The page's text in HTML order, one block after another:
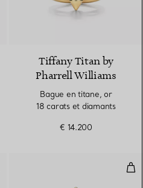
Tiffany Titan by
Pharrell Williams
Bague en titane, or
18 carats et diamants
€ 14.200
en or jaune 18 carats.